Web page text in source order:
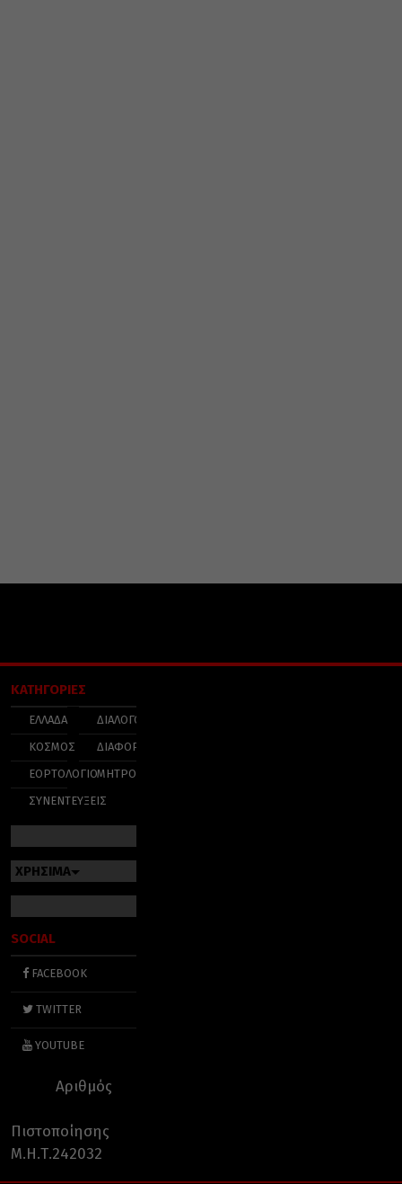
ΚΑΤΗΓΟΡΙΕΣ
ΕΛΛΑΔΑ
ΚΟΣΜΟΣ
ΕΟΡΤΟΛΟΓΙΟ
ΣΥΝΕΝΤΕΥΞΕΙΣ
ΔΙΑΛΟΓΟΣ
ΔΙΑΦΟΡΑ
ΜΗΤΡΟΠΟΛΕΙΣ
ΧΡΗΣΙΜΑ
SOCIAL
FACEBOOK
TWITTER
YOUTUBE
Αριθμός
Πιστοποίησης
Μ.Η.Τ.242032